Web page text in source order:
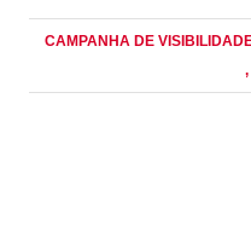
CAMPANHA DE